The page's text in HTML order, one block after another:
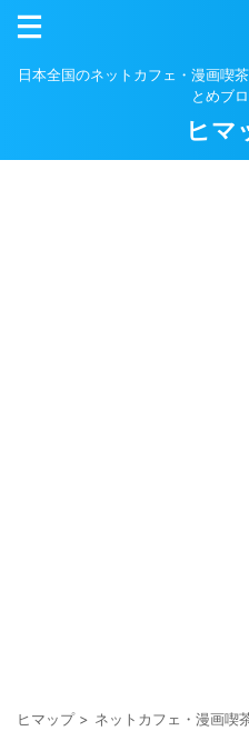
日本全国のネットカフェ・漫画喫
とめブ
ヒマ
ヒマップ> ネットカフェ・漫画喫